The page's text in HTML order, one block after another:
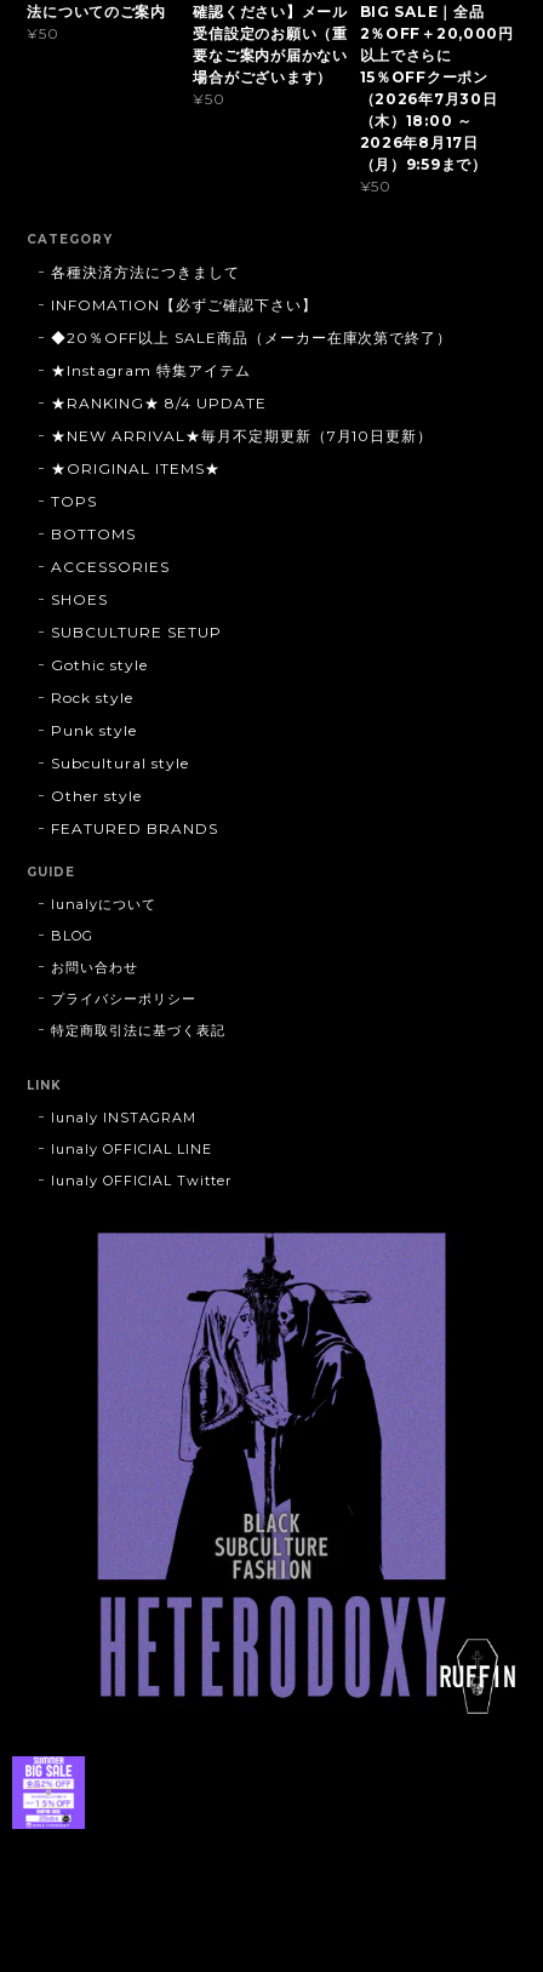
法についてのご案内
¥50
確認ください】メール
受信設定のお願い（重
要なご案内が届かない
場合がございます）
¥50
BIG SALE｜全品
2％OFF＋20,000円
以上でさらに
15％OFFクーポン
（2026年7月30日
（木）18:00 ～
2026年8月17日
（月）9:59まで）
¥50
CATEGORY
各種決済方法につきまして
INFOMATION【必ずご確認下さい】
◆20％OFF以上 SALE商品（メーカー在庫次第で終了）
★Instagram 特集アイテム
★RANKING★ 8/4 UPDATE
★NEW ARRIVAL★毎月不定期更新（7月10日更新）
★ORIGINAL ITEMS★
TOPS
BOTTOMS
ACCESSORIES
SHOES
SUBCULTURE SETUP
Gothic style
Rock style
Punk style
Subcultural style
Other style
FEATURED BRANDS
GUIDE
lunalyについて
BLOG
お問い合わせ
プライバシーポリシー
特定商取引法に基づく表記
LINK
lunaly INSTAGRAM
lunaly OFFICIAL LINE
lunaly OFFICIAL Twitter